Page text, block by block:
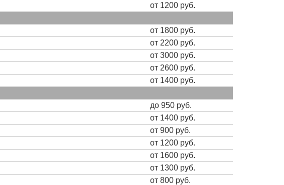
от 1200 руб.
от 1800 руб.
от 2200 руб.
от 3000 руб.
от 2600 руб.
от 1400 руб.
до 950 руб.
от 1400 руб.
от 900 руб.
от 1200 руб.
от 1600 руб.
от 1300 руб.
от 800 руб.